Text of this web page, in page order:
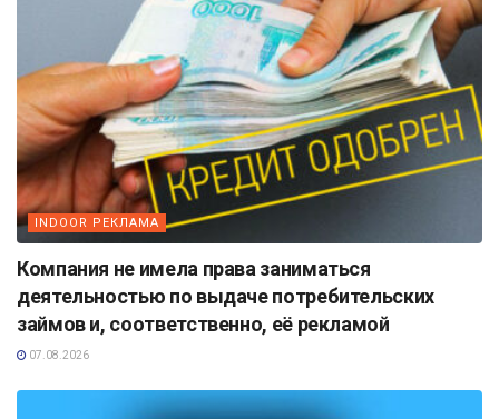
INDOOR РЕКЛАМА
Компания не имела права заниматься
деятельностью по выдаче потребительских
займов и, соответственно, её рекламой
07.08.2026